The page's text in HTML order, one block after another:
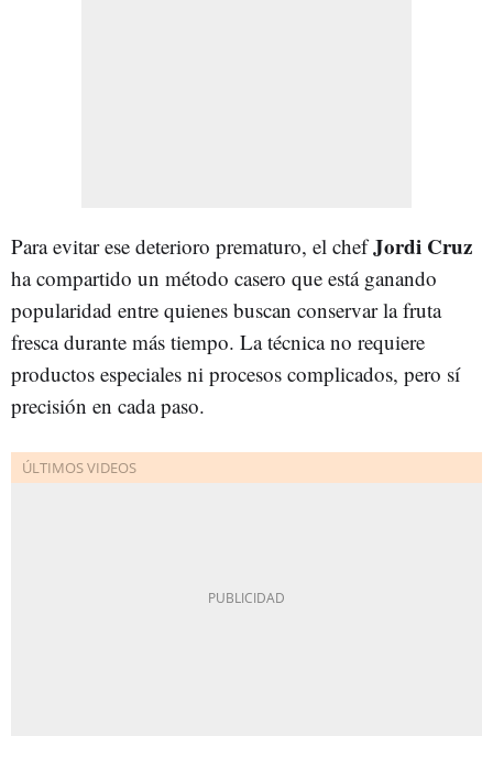
Para evitar ese deterioro prematuro, el chefJordi Cruz
ha compartido un método casero que está ganando
popularidad entre quienes buscan conservar la fruta
fresca durante más tiempo. La técnica no requiere
productos especiales ni procesos complicados, pero sí
precisión en cada paso.